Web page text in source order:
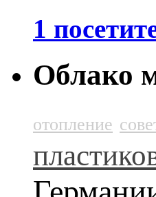
1
Облако
отопление